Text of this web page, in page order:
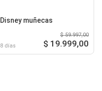
Disney muñecas
8 días
$ 59.997,00
$ 19.999,00